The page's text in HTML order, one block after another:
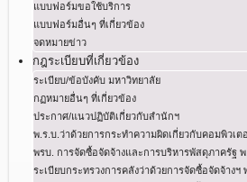
แบบฟอร์มขอใช้บริการ
แบบฟอร์มอื่นๆ ที่เกี่ยวข้อง
จดหมายข่าว
กฎระเบียบที่เกี่ยวข้อง
ระเบียบ/ข้อบังคับ มหาวิทยาลัย
กฏหมายอื่นๆ ที่เกี่ยวข้อง
ประกาศ/แนวปฏิบัติเกี่ยวกับสำนักฯ
พ.ร.บ.ว่าด้วยการกระทําความผิดเกี่ยวกับคอมพิวเต
พรบ. การจัดซื้อจัดจ้างและการบริหารพัสดุภาครัฐ พ
ระเบียบกระทรวงการคลังว่าด้วยการจัดซื้อจัดจ้างฯ